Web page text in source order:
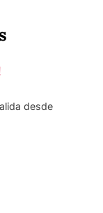
desde